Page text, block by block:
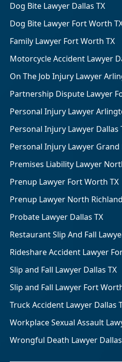
Dog Bite Lawyer Dallas TX
Dog Bite Lawyer Fort Worth
Family Lawyer Fort Worth TX
Motorcycle Accident Lawyer
On The Job Injury Lawyer
Partnership Dispute Lawyer
Personal Injury Lawyer
Personal Injury Lawyer Dallas
Personal Injury Lawyer Grand
Premises Liability Lawyer
Prenup Lawyer Fort Worth TX
Prenup Lawyer North
Probate Lawyer Dallas TX
Restaurant Slip And Fall
Rideshare Accident Lawyer
Slip and Fall Lawyer Dallas TX
Slip and Fall Lawyer Fort
Truck Accident Lawyer Dallas
Workplace Sexual Assault
Wrongful Death Lawyer